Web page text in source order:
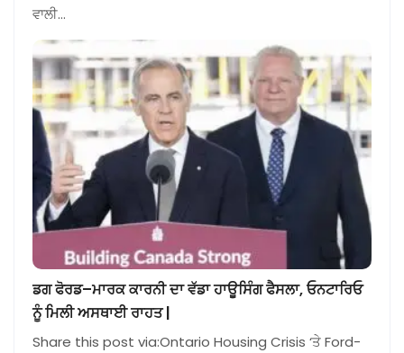
ਵਾਲੀ…
ਡਗ ਫੋਰਡ–ਮਾਰਕ ਕਾਰਨੀ ਦਾ ਵੱਡਾ ਹਾਊਸਿੰਗ ਫੈਸਲਾ, ਓਨਟਾਰਿਓ
ਨੂੰ ਮਿਲੀ ਅਸਥਾਈ ਰਾਹਤ |
Share this post via:Ontario Housing Crisis ‘ਤੇ Ford-